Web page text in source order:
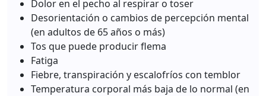
Dolor en el pecho al respirar o toser
Desorientación o cambios de percepción mental
(en adultos de 65 años o más)
Tos que puede producir flema
Fatiga
Fiebre, transpiración y escalofríos con temblor
Temperatura corporal más baja de lo normal (en